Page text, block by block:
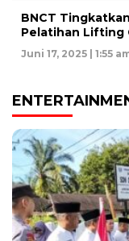
BNCT
Pelatihan Lifting
Juni 17, 2025 | 1:55